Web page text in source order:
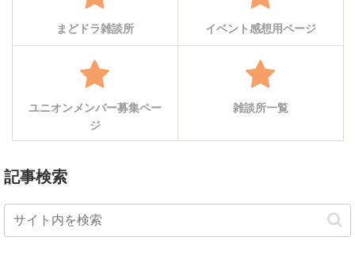
まどドラ雑談所 イベント感想用ページ
ユニオンメンバー募集ペー
ジ
雑談所一覧
記事検索